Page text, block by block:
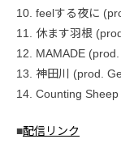
10. feelする夜に
11. 休ます羽根
12. MAMADE
13. 神田川 (prod.
14. Counting
■配信リンク